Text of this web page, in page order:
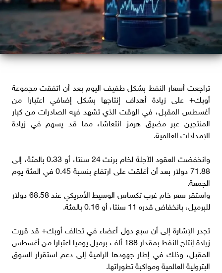
تراجعت أسعار النفط بشكل طفيف اليوم بعد أن اتفقت ‌مجموعة
أوبك+ على زيادة أهداف إنتاجها بشكل إضافي اعتبارا من
أغسطس المقبل، ‌في الوقت الذي تشهد فيه الصادرات من كبار
المنتجين عبر مضيق هرمز انتعاشا، مما قد يسهم في زيادة
الإمدادات العالمية.
وانخفضت العقود الآجلة لخام برنت 24 سنتا، أو 0.33 بالمئة، إلى
71.88 دولار بعد أن ‌أغلقت على ارتفاع بنسبة 0.45 في المئة يوم
الجمعة.
واستقر سعر خام غرب تكساس الوسيط الأمريكي عند 68.58 دولار
للبرميل، بانخفاض قدره 11 سنتا، أو 0.16 بالمئة.
تجدر الإشارة إلى أن سبع دول أعضاء في تحالف أوبك+ قد قررت
زيادة إنتاج النفط بمقدار 188 ألف برميل يوميا اعتبارا من أغسطس
المقبل، وذلك في إطار جهودها الرامية إلى دعم استقرار السوق
البترولية العالمية ومواكبة تطوراتها.